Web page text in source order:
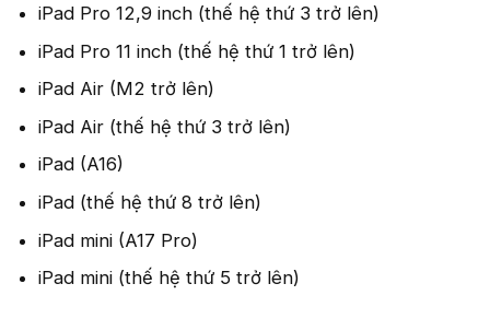
iPad Pro 12,9 inch (thế hệ thứ 3 trở lên)
iPad Pro 11 inch (thế hệ thứ 1 trở lên)
iPad Air (M2 trở lên)
iPad Air (thế hệ thứ 3 trở lên)
iPad (A16)
iPad (thế hệ thứ 8 trở lên)
iPad mini (A17 Pro)
iPad mini (thế hệ thứ 5 trở lên)